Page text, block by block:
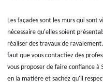
Les façades sont les murs qui sont
nécessaire qu'elles soient
réaliser des travaux de
faut que vous contactiez des
vous proposer de faire confiance à
en la matière et sachez qu'il